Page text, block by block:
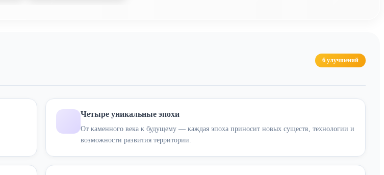
6 улучшений
Четыре уникальные эпохи
От каменного века к будущему — каждая эпоха приносит новых существ, технологии и
возможности развития территории.